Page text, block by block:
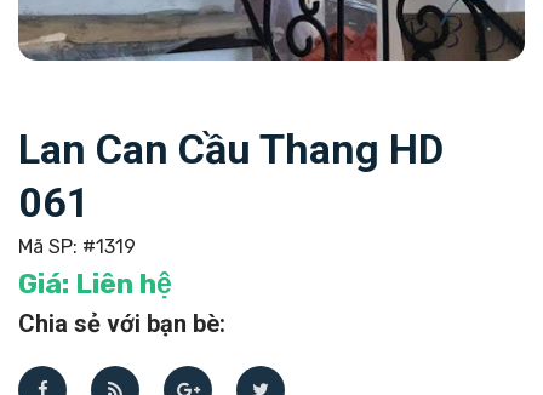
Lan Can Cầu Thang HD
061
Mã SP: #1319
Giá: Liên hệ
Chia sẻ với bạn bè: